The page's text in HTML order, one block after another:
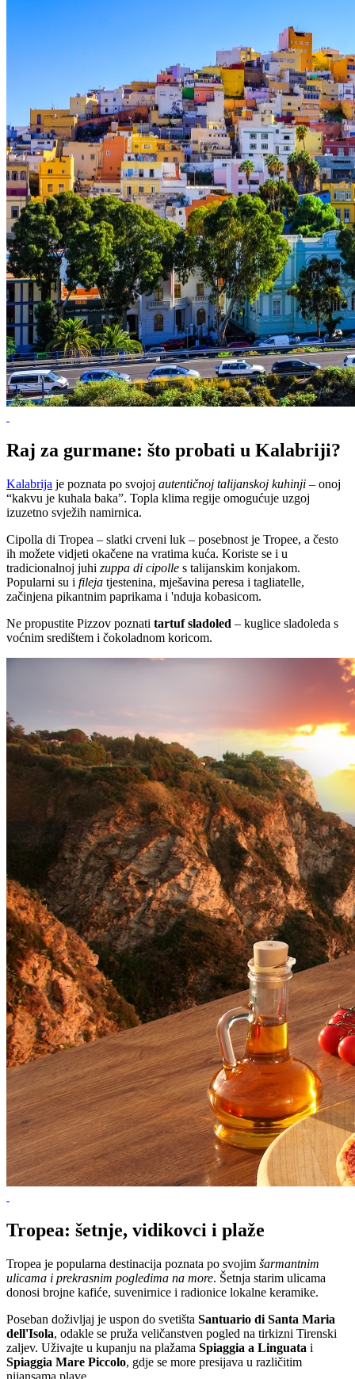
Raj za gurmane: što probati u Kalabriji?
Kalabrija je poznata po svojoj autentičnoj talijanskoj kuhinji – onoj
“kakvu je kuhala baka”. Topla klima regije omogućuje uzgoj
izuzetno svježih namirnica.
Cipolla di Tropea – slatki crveni luk – posebnost je Tropee, a često
ih možete vidjeti okačene na vratima kuća. Koriste se i u
tradicionalnoj juhi zuppa di cipolle s talijanskim konjakom.
Popularni su i fileja tjestenina, mješavina peresa i tagliatelle,
začinjena pikantnim paprikama i 'nduja kobasicom.
Ne propustite Pizzov poznati tartuf sladoled – kuglice sladoleda s
voćnim središtem i čokoladnom koricom.
Tropea: šetnje, vidikovci i plaže
Tropea je popularna destinacija poznata po svojim šarmantnim
ulicama i prekrasnim pogledima na more. Šetnja starim ulicama
donosi brojne kafiće, suvenirnice i radionice lokalne keramike.
Poseban doživljaj je uspon do svetišta Santuario di Santa Maria
dell'Isola, odakle se pruža veličanstven pogled na tirkizni Tirenski
zaljev. Uživajte u kupanju na plažama Spiaggia a Linguata i
Spiaggia Mare Piccolo, gdje se more presijava u različitim
nijansama plave.